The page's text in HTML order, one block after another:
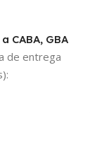
CABA, GBA
de entrega